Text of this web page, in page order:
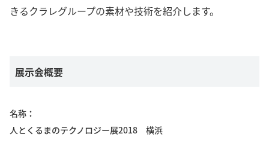
きるクラレグループの素材や技術を紹介します。
展示会概要
名称
人とくるまのテクノロジー展2018 横浜